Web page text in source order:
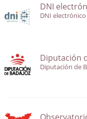
DNI
DNI electrónico
Diputación
Diputación de